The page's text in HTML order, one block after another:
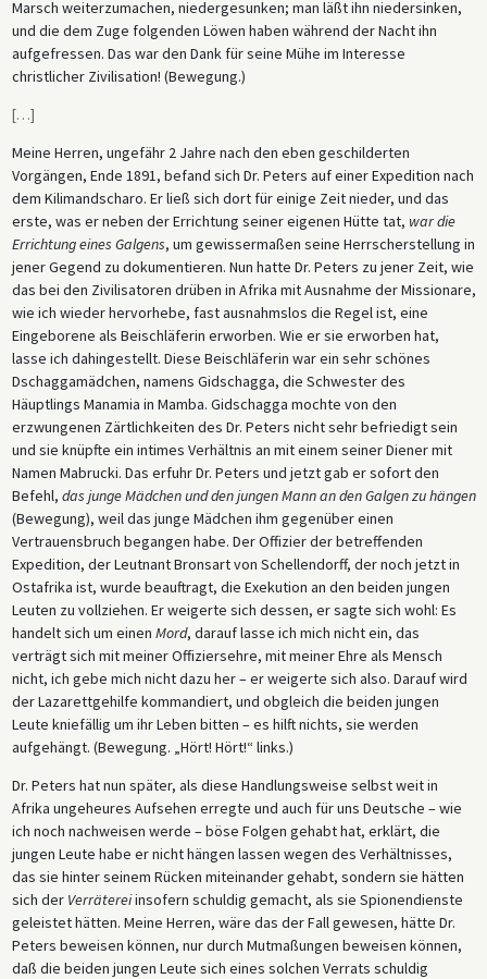
Marsch weiterzumachen, niedergesunken; man läßt ihn niedersinken,
und die dem Zuge folgenden Löwen haben während der Nacht ihn
aufgefressen. Das war den Dank für seine Mühe im Interesse
christlicher Zivilisation! (Bewegung.)
[…]
Meine Herren, ungefähr 2 Jahre nach den eben geschilderten
Vorgängen, Ende 1891, befand sich Dr. Peters auf einer Expedition nach
dem Kilimandscharo. Er ließ sich dort für einige Zeit nieder, und das
erste, was er neben der Errichtung seiner eigenen Hütte tat, war die
Errichtung eines Galgens, um gewissermaßen seine Herrscherstellung in
jener Gegend zu dokumentieren. Nun hatte Dr. Peters zu jener Zeit, wie
das bei den Zivilisatoren drüben in Afrika mit Ausnahme der Missionare,
wie ich wieder hervorhebe, fast ausnahmslos die Regel ist, eine
Eingeborene als Beischläferin erworben. Wie er sie erworben hat,
lasse ich dahingestellt. Diese Beischläferin war ein sehr schönes
Dschaggamädchen, namens Gidschagga, die Schwester des
Häuptlings Manamia in Mamba. Gidschagga mochte von den
erzwungenen Zärtlichkeiten des Dr. Peters nicht sehr befriedigt sein
und sie knüpfte ein intimes Verhältnis an mit einem seiner Diener mit
Namen Mabrucki. Das erfuhr Dr. Peters und jetzt gab er sofort den
Befehl, das junge Mädchen und den jungen Mann an den Galgen zu hängen
(Bewegung), weil das junge Mädchen ihm gegenüber einen
Vertrauensbruch begangen habe. Der Offizier der betreffenden
Expedition, der Leutnant Bronsart von Schellendorff, der noch jetzt in
Ostafrika ist, wurde beauftragt, die Exekution an den beiden jungen
Leuten zu vollziehen. Er weigerte sich dessen, er sagte sich wohl: Es
handelt sich um einen Mord, darauf lasse ich mich nicht ein, das
verträgt sich mit meiner Offiziersehre, mit meiner Ehre als Mensch
nicht, ich gebe mich nicht dazu her – er weigerte sich also. Darauf wird
der Lazarettgehilfe kommandiert, und obgleich die beiden jungen
Leute kniefällig um ihr Leben bitten – es hilft nichts, sie werden
aufgehängt. (Bewegung. „Hört! Hört!“ links.)
Dr. Peters hat nun später, als diese Handlungsweise selbst weit in
Afrika ungeheures Aufsehen erregte und auch für uns Deutsche – wie
ich noch nachweisen werde – böse Folgen gehabt hat, erklärt, die
jungen Leute habe er nicht hängen lassen wegen des Verhältnisses,
das sie hinter seinem Rücken miteinander gehabt, sondern sie hätten
sich der Verrätereiinsofern schuldig gemacht, als sie Spionendienste
geleistet hätten. Meine Herren, wäre das der Fall gewesen, hätte Dr.
Peters beweisen können, nur durch Mutmaßungen beweisen können,
daß die beiden jungen Leute sich eines solchen Verrats schuldig